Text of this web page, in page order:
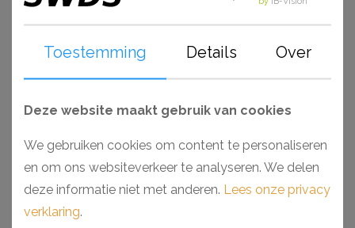
wanneer deze zijn afgewerkt, toe te passen in ruimtes
gemakkelijk af met de lijmen van Decofix (Orac) en
Waarom kiezen voor een Axxent Duropolymer®
wandlijst?
- Makkelijk verwerkbaar
Toestemming Details Over
Deze website maakt gebruik van cookies
We gebruiken cookies om content te personaliseren
en om ons websiteverkeer te analyseren. We delen
deze informatie niet met anderen. Lees onze privacy
verklaring.